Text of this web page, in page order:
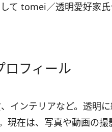
て tomei／透明愛好家
フィール
インテリアなど。透明
現在は、写真や動画の